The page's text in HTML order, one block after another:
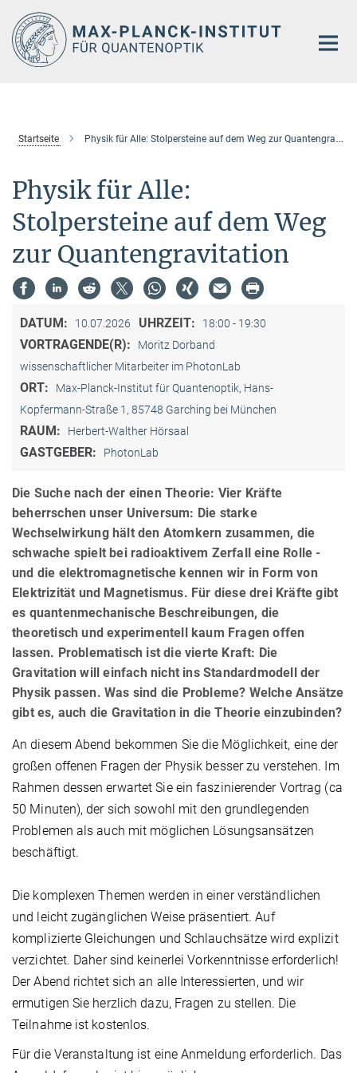
Hauptinhalt
Startseite Physik für Alle: Stolpersteine auf dem Weg zur Quantengravitation
Physik für Alle:
Stolpersteine auf dem Weg
zur Quantengravitation
DATUM: 10.07.2026 UHRZEIT: 18:00 - 19:30
VORTRAGENDE(R):
Moritz Dorband
wissenschaftlicher Mitarbeiter im PhotonLab
ORT:
Max-Planck-Institut für Quantenoptik, Hans-
Kopfermann-Straße 1, 85748 Garching bei München
RAUM: Herbert-Walther Hörsaal
GASTGEBER: PhotonLab
Die Suche nach der einen Theorie: Vier Kräfte
beherrschen unser Universum: Die starke
Wechselwirkung hält den Atomkern zusammen, die
schwache spielt bei radioaktivem Zerfall eine Rolle -
und die elektromagnetische kennen wir in Form von
Elektrizität und Magnetismus. Für diese drei Kräfte gibt
es quantenmechanische Beschreibungen, die
theoretisch und experimentell kaum Fragen offen
lassen. Problematisch ist die vierte Kraft: Die
Gravitation will einfach nicht ins Standardmodell der
Physik passen. Was sind die Probleme? Welche Ansätze
gibt es, auch die Gravitation in die Theorie einzubinden?
An diesem Abend bekommen Sie die Möglichkeit, eine der
großen offenen Fragen der Physik besser zu verstehen. Im
Rahmen dessen erwartet Sie ein faszinierender Vortrag (ca
50 Minuten), der sich sowohl mit den grundlegenden
Problemen als auch mit möglichen Lösungsansätzen
beschäftigt.
Die komplexen Themen werden in einer verständlichen
und leicht zugänglichen Weise präsentiert. Auf
komplizierte Gleichungen und Schlauchsätze wird explizit
verzichtet. Daher sind keinerlei Vorkenntnisse erforderlich!
Der Abend richtet sich an alle Interessierten, und wir
ermutigen Sie herzlich dazu, Fragen zu stellen. Die
Teilnahme ist kostenlos.
Für die Veranstaltung ist eine Anmeldung erforderlich. Das